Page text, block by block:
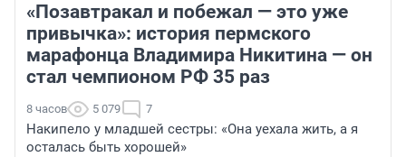
«Позавтракал и побежал — это уже
привычка»: история пермского
марафонца Владимира Никитина — он
стал чемпионом РФ 35 раз
8 часов 5 079 7
Накипело у младшей сестры: «Она уехала жить, а я
осталась быть хорошей»